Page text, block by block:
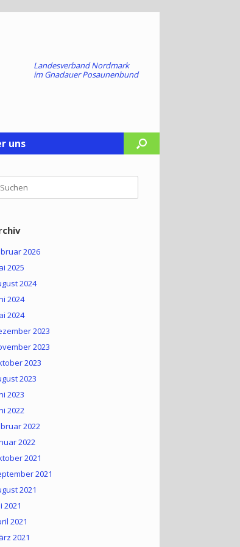
Landesverband Nordmark
imGnadauer Posaunenbund
uns
2026
2025
2024
2024
2024
2023
2023
2023
2023
2023
2022
2022
2022
2021
2021
2021
2021
2021
2021